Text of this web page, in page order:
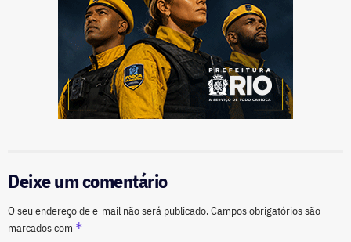
Deixe um comentário
O seu endereço de e-mail não será publicado.Campos obrigatórios são
marcados com *